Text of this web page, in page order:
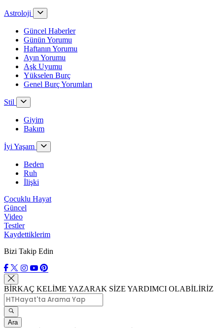
Astroloji
Güncel Haberler
Günün Yorumu
Haftanın Yorumu
Ayın Yorumu
Aşk Uyumu
Yükselen Burç
Genel Burç Yorumları
Stil
Giyim
Bakım
İyi Yaşam
Beden
Ruh
İlişki
Çocuklu Hayat
Güncel
Video
Testler
Kaydettiklerim
Bizi Takip Edin
BİRKAÇ KELİME YAZARAK SİZE YARDIMCI OLABİLİRİZ
Ara